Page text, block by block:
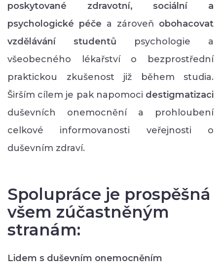
poskytované zdravotní, sociální a
psychologické péče a zároveň obohacovat
vzdělávání studentů psychologie a
všeobecného lékařství o bezprostřední
praktickou zkušenost již během studia.
Širším cílem je pak napomoci destigmatizaci
duševních onemocnění a prohloubení
celkové informovanosti veřejnosti o
duševním zdraví.
Spolupráce je prospěšná
všem zúčastněným
stranám:
Lidem s duševním onemocněním